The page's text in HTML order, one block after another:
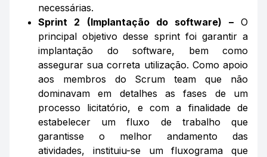
necessárias.
Sprint 2 (Implantação do software) –O
principal objetivo desse sprint foi garantir a
implantação do software, bem como
assegurar sua correta utilização. Como apoio
aos membros do Scrumteam que não
dominavam em detalhes as fases de um
processo licitatório, e com a finalidade de
estabelecer um fluxo de trabalho que
garantisse o melhor andamento das
atividades, instituiu-se um fluxograma que